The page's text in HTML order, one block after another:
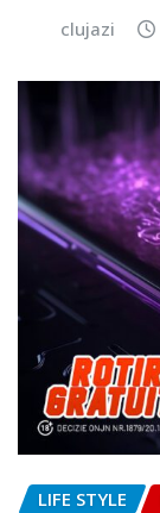
clujazi
LIFE STYLE